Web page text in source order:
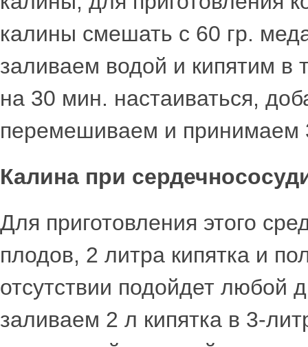
калины смешать с 60 гр.
заливаем водой и кипятим в
на 30 мин. настаиваться,
перемешиваем и принимаем
Калина при
Для приготовления этого
плодов, 2 литра кипятка и
отсутствии подойдет любой
заливаем 2 л кипятка в 3-